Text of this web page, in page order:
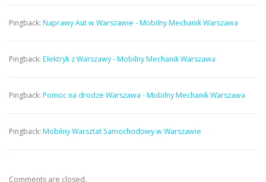
Pingback: Naprawy Aut w Warszawie - Mobilny Mechanik Warszawa
Pingback: Elektryk z Warszawy - Mobilny Mechanik Warszawa
Pingback: Pomoc na drodze Warszawa - Mobilny Mechanik Warszawa
Pingback: Mobilny Warsztat Samochodowy w Warszawie
Comments are closed.